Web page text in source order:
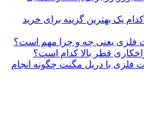
Magpro 35 یا FE 35 DC کدام‌ یک بهترین گزینه برای خرید
فلزی یعنی چه و چرا مهم است؟
قطر بالا کدام است؟
با دریل مگنت چگونه انجام